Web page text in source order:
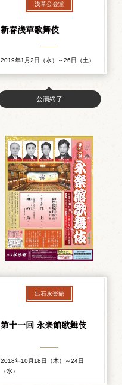
浅草公会堂
新春浅草歌舞伎
2019年1月2日（水）～26日（土）
公演終了
出石永楽館
第十一回 永楽館歌舞伎
2018年10月18日（木）～24日
（水）